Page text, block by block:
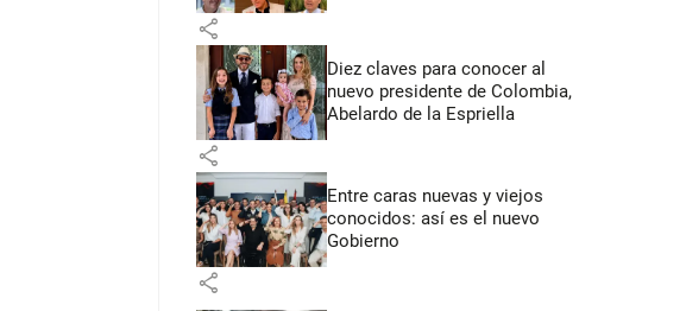
share
Diez claves para conocer al
nuevo presidente de Colombia,
Abelardo de la Espriella
share
Entre caras nuevas y viejos
conocidos: así es el nuevo
Gobierno
share